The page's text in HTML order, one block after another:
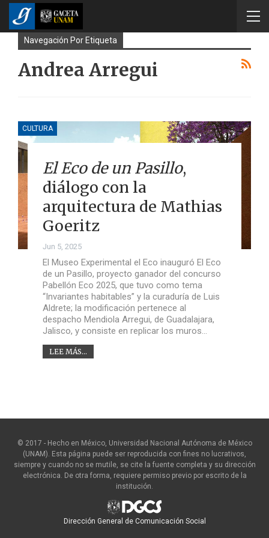
Navegación Por Etiqueta
Andrea Arregui
CULTURA
El Eco de un Pasillo,
diálogo con la
arquitectura de Mathias
Goeritz
Jun 5, 2025
El Museo Experimental el Eco inauguró El Eco
de un Pasillo, proyecto ganador del concurso
Pabellón Eco 2025, que tuvo como tema
“Invariantes habitables” y la curaduría de Luis
Aldrete; la modificación pertenece al
despacho Mendiola Arregui, de Guadalajara,
Jalisco, y consiste en replicar los muros…
LEE MÁS...
© 2017 - Hecho en México, Universidad Nacional Autónoma de México
(UNAM). Esta página puede ser reproducida con fines no lucrativos,
siempre y cuando no se mutile, se cite la fuente completa y su dirección
electrónica. De otra forma, requiere permiso previo por escrito de la
institución.
Dirección General de Comunicación Social